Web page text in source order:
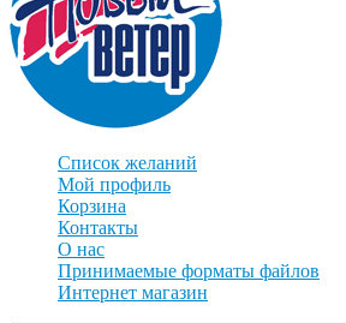
Список желаний
Мой профиль
Корзина
Контакты
О нас
Принимаемые форматы файлов
Интернет магазин